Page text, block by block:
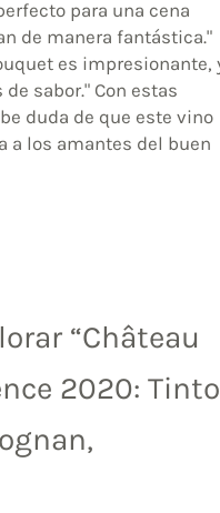
para una cena
de manera fantástica."
es impresionante,
sabor." Con estas
duda de que este vino
a los amantes del buen
“Château
2020: Tinto